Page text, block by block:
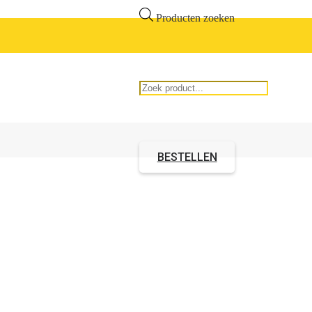
Producten zoeken
BESTELLEN